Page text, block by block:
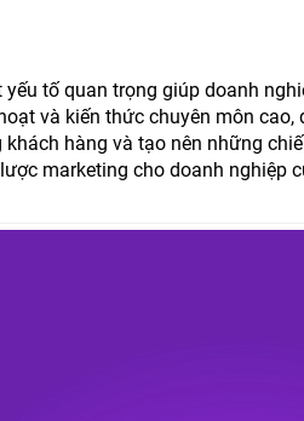
tố quan trọng giúp doanh
và kiến thức chuyên môn
hàng và tạo nên những
marketing cho doanh nghiệp